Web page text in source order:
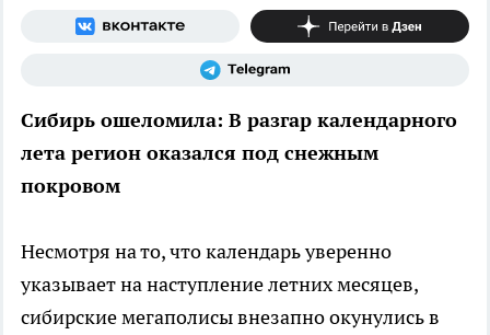
Сибирь ошеломила: В разгар календарного
лета регион оказался под снежным
покровом
Несмотря на то, что календарь уверенно
указывает на наступление летних месяцев,
сибирские мегаполисы внезапно окунулись в